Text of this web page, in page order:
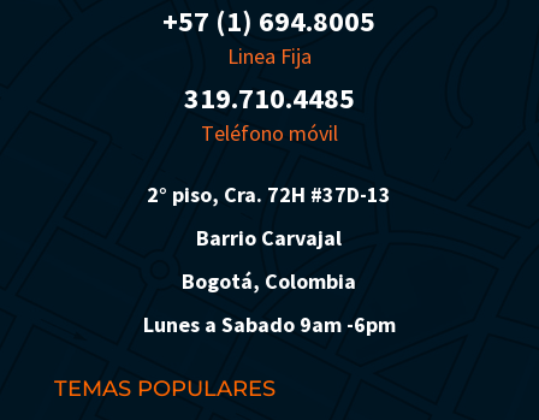
+57 (1) 694.8005
Linea Fija
319.710.4485
Teléfono móvil
2° piso, Cra. 72H #37D-13
Barrio Carvajal
Bogotá, Colombia
Lunes a Sabado 9am -6pm
TEMAS POPULARES